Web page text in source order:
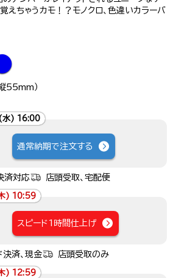
えちゃうカモ！？モノクロ、色違いカラーバ
55mm）
水) 16:00
通常納期で注文する
済対応 店頭受取、宅配便
) 10:59
スピード1時間仕上げ
決済、現金 店頭受取のみ
) 12:59